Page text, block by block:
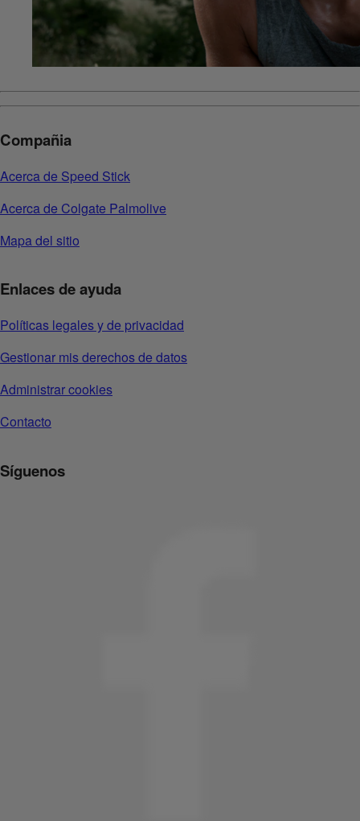
Compañia
Acerca de Speed Stick
Acerca de Colgate Palmolive
Mapa del sitio
Enlaces de ayuda
Políticas legales y de privacidad
Gestionar mis derechos de datos
Administrar cookies
Contacto
Síguenos